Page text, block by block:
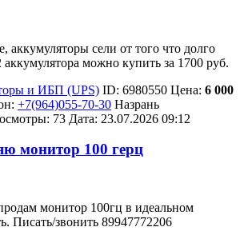
аккумуляторы сели от того что долго
аккумулятора можно купить за 1700 руб.
и ИБП (UPS) ID: 6980550 Цена: 6 000
+7(964)055-70-30 Назрань
73 Дата: 23.07.2026 09:12
монитор 100 герц
монитор 100гц в идеальном
Писать/звонить 89947772206